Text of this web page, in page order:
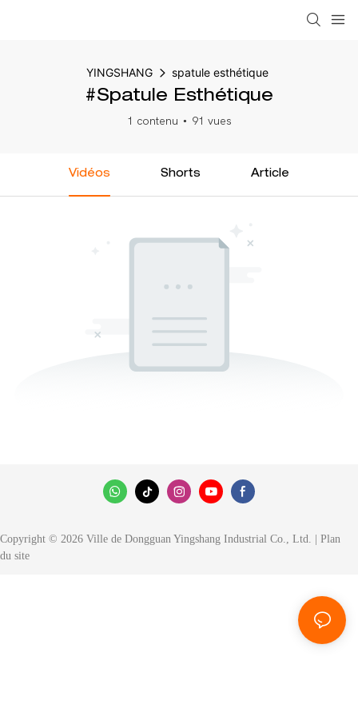
YINGSHANG spatule esthétique
#spatule Esthétique
1 contenu 91 vues
Vidéos Shorts Article
Copyright © 2026 Ville de Dongguan Yingshang Industrial Co., Ltd. | Plan
du site